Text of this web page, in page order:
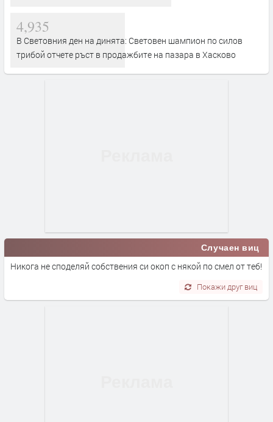
4,935
В Световния ден на динята: Световен шампион по силов
трибой отчете ръст в продажбите на пазара в Хасково
Случаен виц
Никога не споделяй собствения си окоп с някой по смел от теб!
Покажи друг виц